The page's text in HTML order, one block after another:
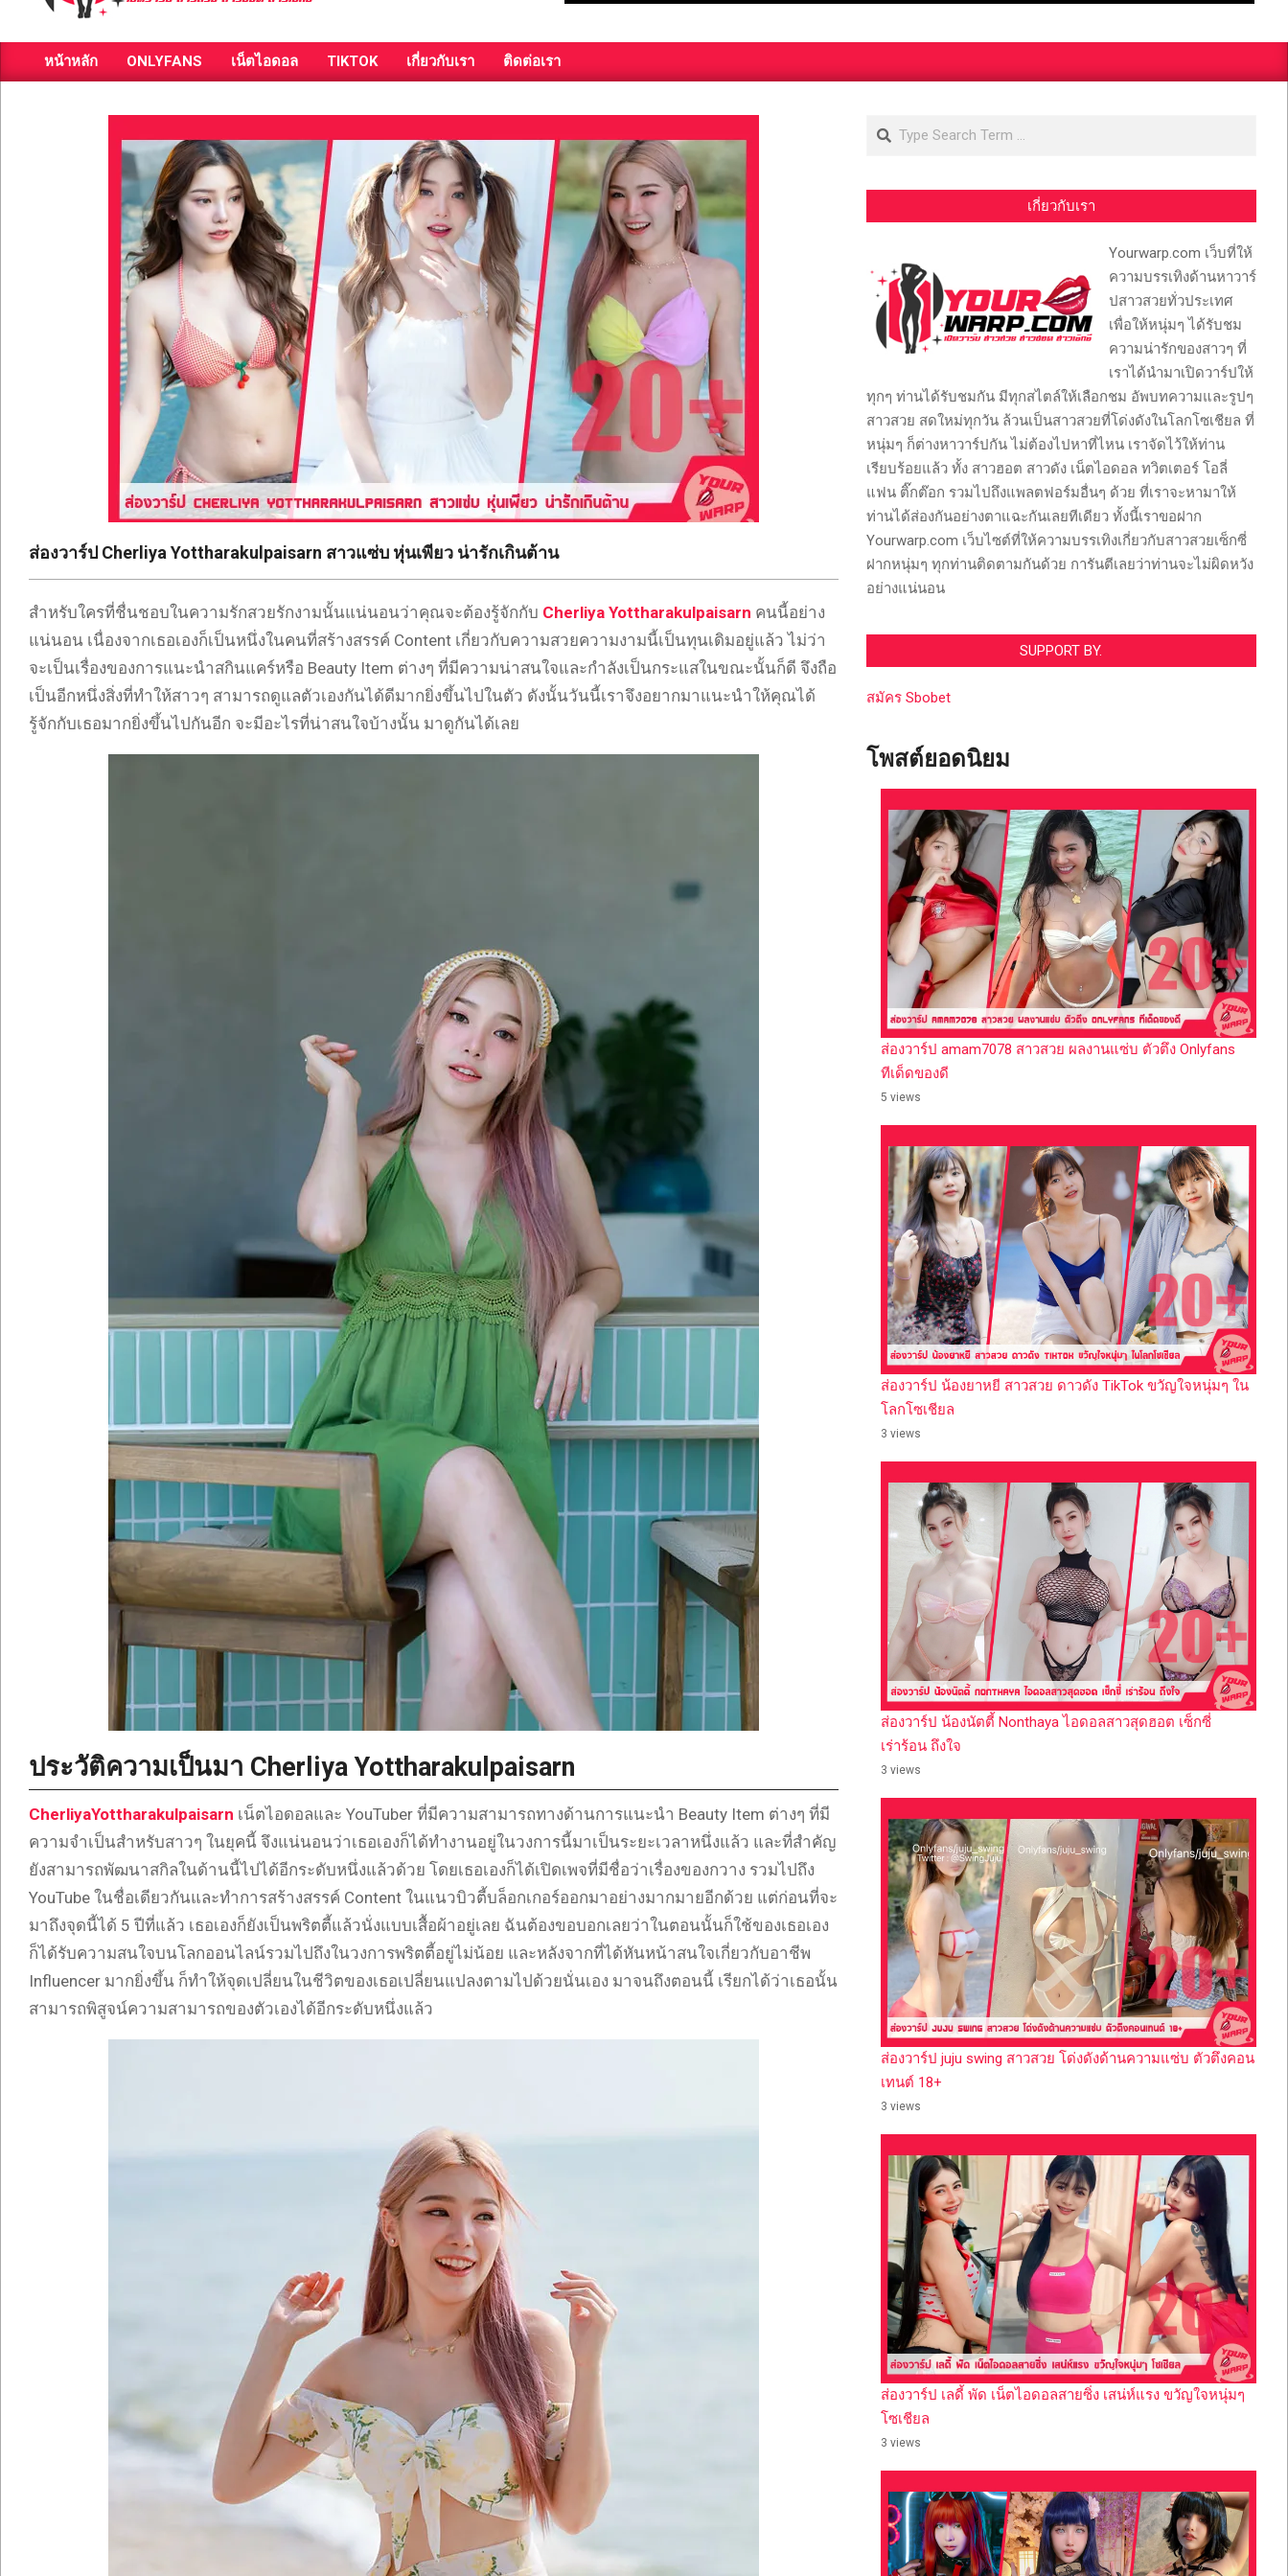
ส่อง
วาร์
กระแส
ONLYFANS
TIKTOK
Primary
หน้าหลัก ONLYFANS เน็ตไอดอล TIKTOK เกี่ยวกับเรา ติดต่อเรา
ส่องวาร์ป Cherliya Yottharakulpaisarn สาวแซ่บ หุ่นเพียว น่ารักเกินต้าน
สำหรับใครที่ชื่นชอบในความรักสวยรักงามนั้นแน่นอนว่าคุณจะต้องรู้จักกับ Cherliya Yottharakulpaisarn คนนี้อย่าง
แน่นอน เนื่องจากเธอเองก็เป็นหนึ่งในคนที่สร้างสรรค์ Content เกี่ยวกับความสวยความงามนี้เป็นทุนเดิมอยู่แล้ว ไม่ว่า
จะเป็นเรื่องของการแนะนำสกินแคร์หรือ Beauty Item ต่างๆ ที่มีความน่าสนใจและกำลังเป็นกระแสในขณะนั้นก็ดี จึงถือ
เป็นอีกหนึ่งสิ่งที่ทำให้สาวๆ สามารถดูแลตัวเองกันได้ดีมากยิ่งขึ้นไปในตัว ดังนั้นวันนี้เราจึงอยากมาแนะนำให้คุณได้
รู้จักกับเธอมากยิ่งขึ้นไปกันอีก จะมีอะไรที่น่าสนใจบ้างนั้น มาดูกันได้เลย
ประวัติความเป็นมา Cherliya Yottharakulpaisarn
CherliyaYottharakulpaisarn เน็ตไอดอลและ YouTuber ที่มีความสามารถทางด้านการแนะนำ Beauty Item ต่างๆ ที่มี
ความจำเป็นสำหรับสาวๆ ในยุคนี้ จึงแน่นอนว่าเธอเองก็ได้ทำงานอยู่ในวงการนี้มาเป็นระยะเวลาหนึ่งแล้ว และที่สำคัญ
ยังสามารถพัฒนาสกิลในด้านนี้ไปได้อีกระดับหนึ่งแล้วด้วย โดยเธอเองก็ได้เปิดเพจที่มีชื่อว่าเรื่องของกวาง รวมไปถึง
YouTube ในชื่อเดียวกันและทำการสร้างสรรค์ Content ในแนวบิวตี้บล็อกเกอร์ออกมาอย่างมากมายอีกด้วย แต่ก่อนที่จะ
มาถึงจุดนี้ได้ 5 ปีที่แล้ว เธอเองก็ยังเป็นพริตตี้แล้วนั่งแบบเสื้อผ้าอยู่เลย ฉันต้องขอบอกเลยว่าในตอนนั้นก็ใช้ของเธอเอง
ก็ได้รับความสนใจบนโลกออนไลน์รวมไปถึงในวงการพริตตี้อยู่ไม่น้อย และหลังจากที่ได้หันหน้าสนใจเกี่ยวกับอาชีพ
Influencer มากยิ่งขึ้น ก็ทำให้จุดเปลี่ยนในชีวิตของเธอเปลี่ยนแปลงตามไปด้วยนั่นเอง มาจนถึงตอนนี้ เรียกได้ว่าเธอนั้น
สามารถพิสูจน์ความสามารถของตัวเองได้อีกระดับหนึ่งแล้ว
Search
เกี่ยวกับเรา
Yourwarp.com เว็บที่ให้
ความบรรเทิงด้านหาวาร์
ปสาวสวยทั่วประเทศ
เพื่อให้หนุ่มๆ ได้รับชม
ความน่ารักของสาวๆ ที่
เราได้นำมาเปิดวาร์ปให้
ทุกๆ ท่านได้รับชมกัน มีทุกสไตล์ให้เลือกชม อัพบทความและรูปๆ
สาวสวย สดใหม่ทุกวัน ล้วนเป็นสาวสวยที่โด่งดังในโลกโซเชียล ที่
หนุ่มๆ ก็ต่างหาวาร์ปกัน ไม่ต้องไปหาที่ไหน เราจัดไว้ให้ท่าน
เรียบร้อยแล้ว ทั้ง สาวฮอต สาวดัง เน็ตไอดอล ทวิตเตอร์ โอลี่
แฟน ติ๊กต๊อก รวมไปถึงแพลตฟอร์มอื่นๆ ด้วย ที่เราจะหามาให้
ท่านได้ส่องกันอย่างตาแฉะกันเลยทีเดียว ทั้งนี้เราขอฝาก
Yourwarp.com เว็บไซต์ที่ให้ความบรรเทิงเกี่ยวกับสาวสวยเซ็กซี่
ฝากหนุ่มๆ ทุกท่านติดตามกันด้วย การันตีเลยว่าท่านจะไม่ผิดหวัง
อย่างแน่นอน
SUPPORT BY.
สมัคร Sbobet
โพสต์ยอดนิยม
ส่องวาร์ป amam7078 สาวสวย ผลงานแซ่บ ตัวตึง Onlyfans
ทีเด็ดของดี
5 views
ส่องวาร์ป น้องยาหยี สาวสวย ดาวดัง TikTok ขวัญใจหนุ่มๆ ใน
โลกโซเชียล
3 views
ส่องวาร์ป น้องนัตตี้ Nonthaya ไอดอลสาวสุดฮอต เซ็กซี่
เร่าร้อน ถึงใจ
3 views
ส่องวาร์ป juju swing สาวสวย โด่งดังด้านความแซ่บ ตัวตึงคอน
เทนต์ 18+
3 views
ส่องวาร์ป เลดี้ พัด เน็ตไอดอลสายซิ่ง เสน่ห์แรง ขวัญใจหนุ่มๆ
โซเชียล
3 views